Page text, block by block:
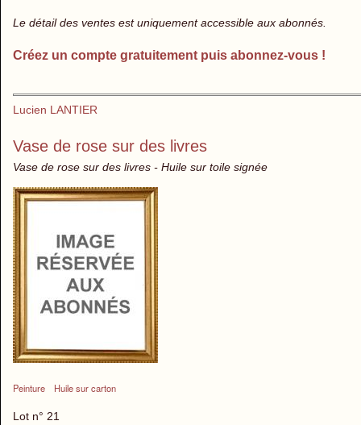
Le détail des ventes est uniquement accessible aux abonnés.
Créez un compte gratuitement puis abonnez-vous !
Lucien LANTIER
Vase de rose sur des livres
Vase de rose sur des livres - Huile sur toile signée
Peinture Huile sur carton
Lot n° 21